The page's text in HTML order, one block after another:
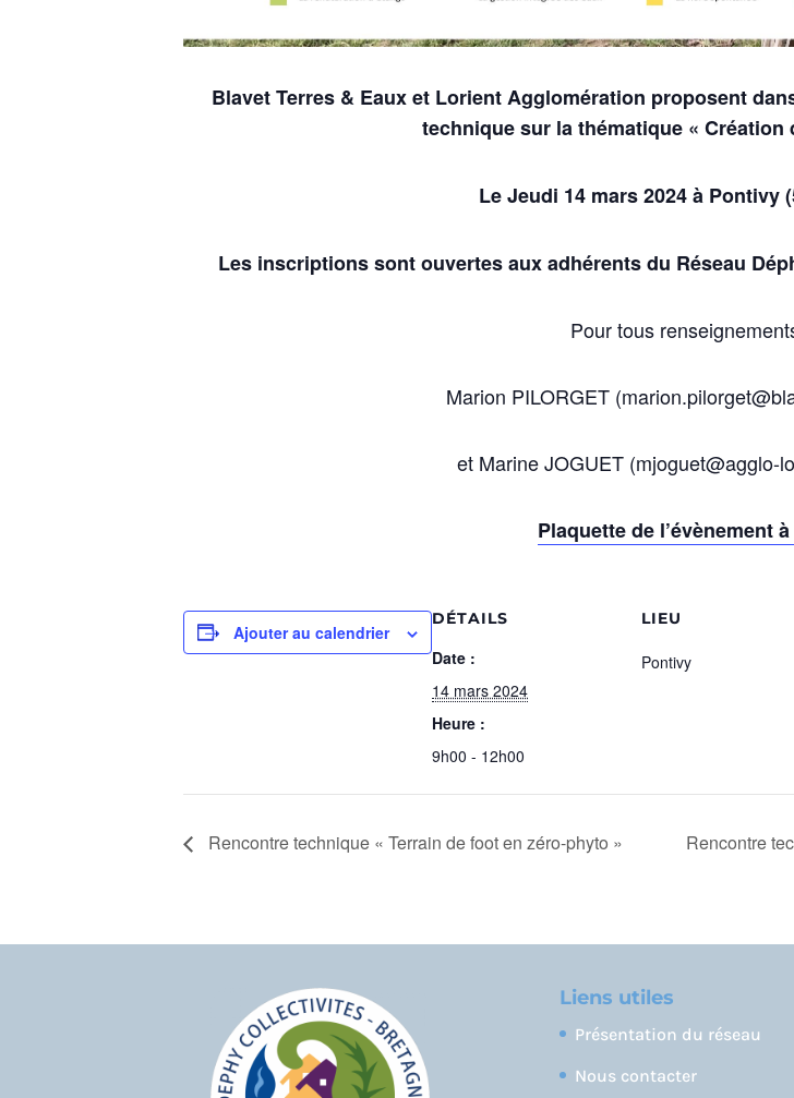
Blavet Terres & Eaux et Lorient Agglomération proposent
technique sur la thématique « Création
Le Jeudi 14 mars 2024 à Pontivy
Les inscriptions sont ouvertes aux adhérents du Réseau
Pour tous
Marion PILORGET
et Marine JOGUET (mjoguet@agglo-
Plaquette de l’évènement
Ajouter au calendrier
DÉTAILS
Date :
14 mars 2024
Heure :
9h00 - 12h00
LIEU
Pontivy
Rencontre technique « Terrain de foot en zéro-phyto » Rencontre
Liens utiles
Présentation du réseau
Nous contacter